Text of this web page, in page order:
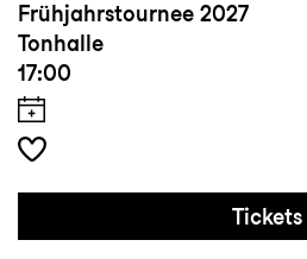
Frühjahrstournee 2027
Tonhalle
17:00
Tickets